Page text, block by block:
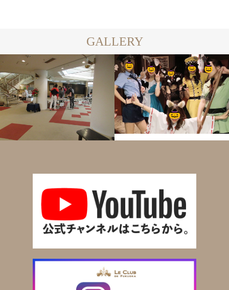
GALLERY